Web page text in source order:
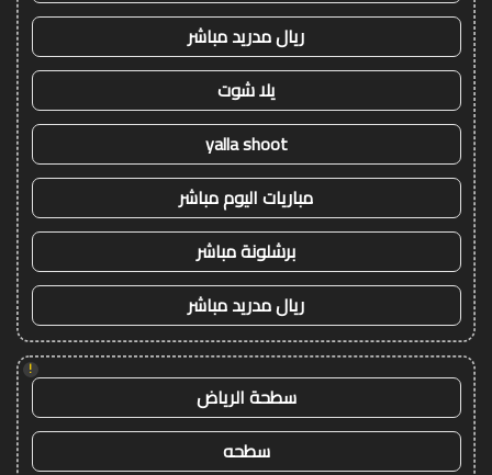
ريال مدريد مباشر
يلا شوت
yalla shoot
مباريات اليوم مباشر
برشلونة مباشر
ريال مدريد مباشر
!
سطحة الرياض
سطحه